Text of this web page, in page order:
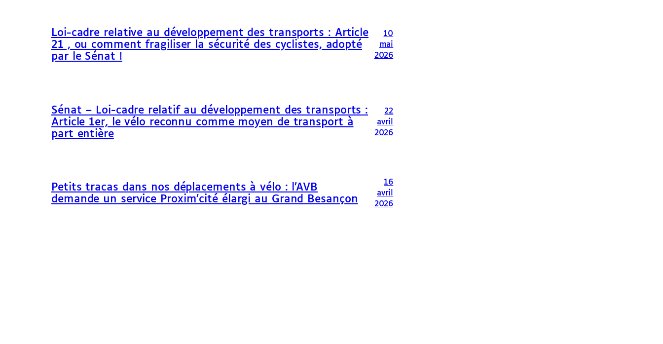
Loi-cadre relative au développement des transports : Article
21 , ou comment fragiliser la sécurité des cyclistes, adopté
par le Sénat !
10
mai
2026
Sénat – Loi-cadre relatif au développement des transports :
Article 1er, le vélo reconnu comme moyen de transport à
part entière
22
avril
2026
Petits tracas dans nos déplacements à vélo : l’AVB
demande un service Proxim’cité élargi au Grand Besançon
16
avril
2026